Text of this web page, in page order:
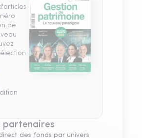
de
partenaires
des fonds par univers